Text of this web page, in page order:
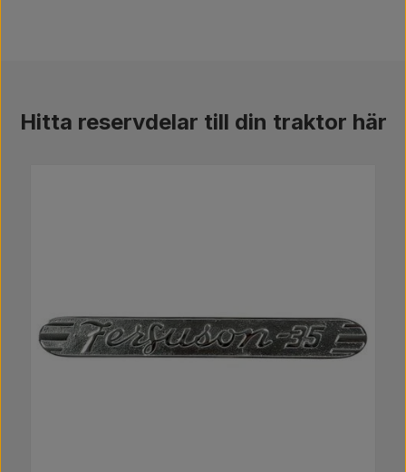
Hitta reservdelar till din traktor här